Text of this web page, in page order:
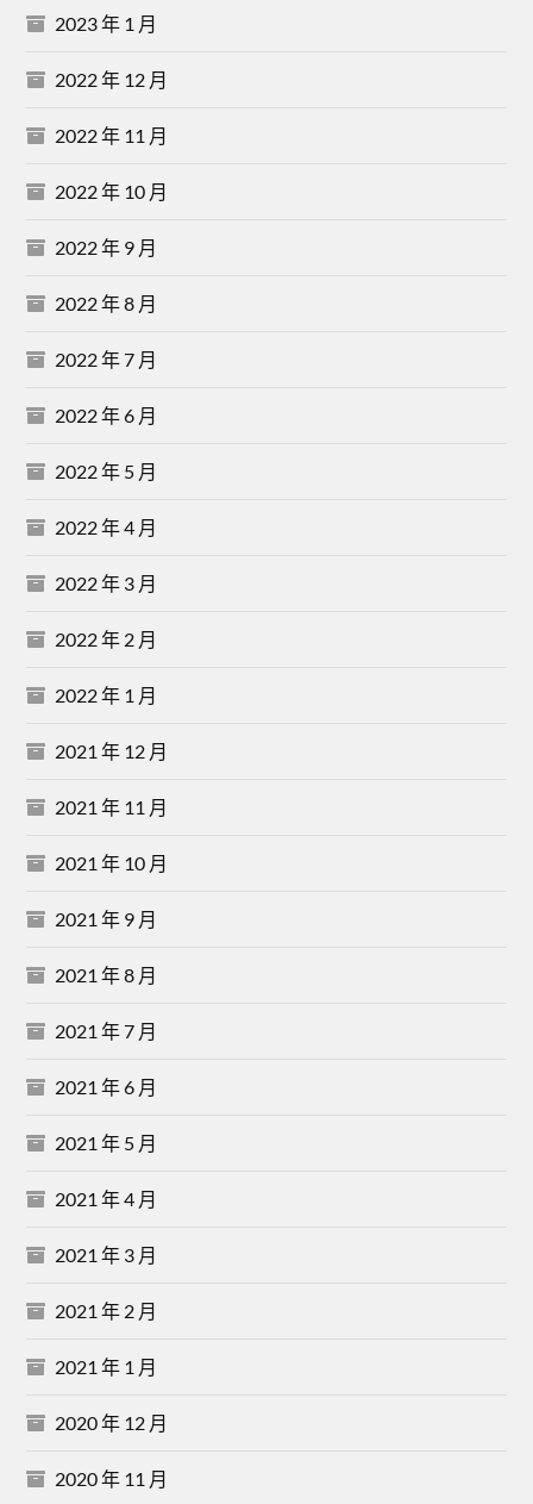
2023 年 1 月
2022 年 12 月
2022 年 11 月
2022 年 10 月
2022 年 9 月
2022 年 8 月
2022 年 7 月
2022 年 6 月
2022 年 5 月
2022 年 4 月
2022 年 3 月
2022 年 2 月
2022 年 1 月
2021 年 12 月
2021 年 11 月
2021 年 10 月
2021 年 9 月
2021 年 8 月
2021 年 7 月
2021 年 6 月
2021 年 5 月
2021 年 4 月
2021 年 3 月
2021 年 2 月
2021 年 1 月
2020 年 12 月
2020 年 11 月